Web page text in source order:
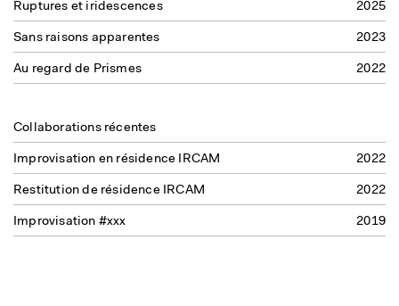
Ruptures et iridescences 2025
Sans raisons apparentes 2023
Au regard de Prismes 2022
Collaborations récentes
Improvisation en résidence IRCAM 2022
Restitution de résidence IRCAM 2022
Improvisation #xxx 2019